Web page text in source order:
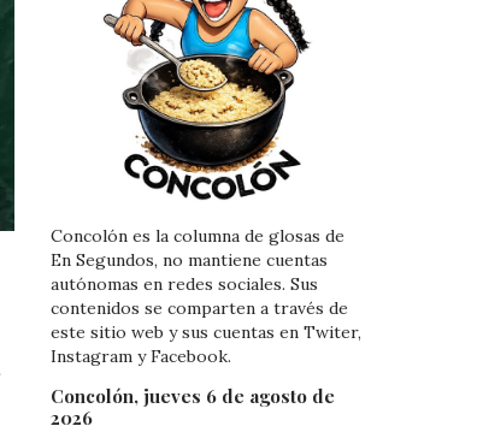
Concolón es la columna de glosas de
En Segundos, no mantiene cuentas
autónomas en redes sociales. Sus
contenidos se comparten a través de
este sitio web y sus cuentas en Twiter,
Instagram y Facebook.
Concolón, jueves 6 de agosto de
2026